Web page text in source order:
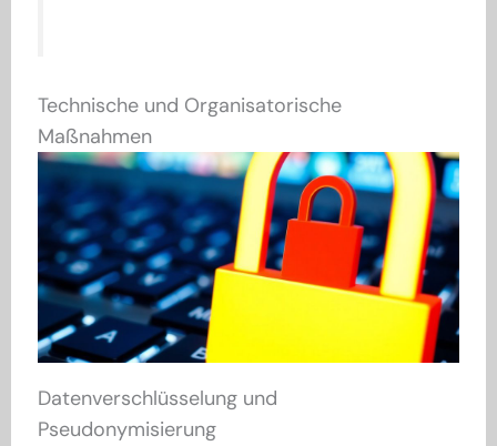
Technische und Organisatorische
Maßnahmen
Datenverschlüsselung und
Pseudonymisierung